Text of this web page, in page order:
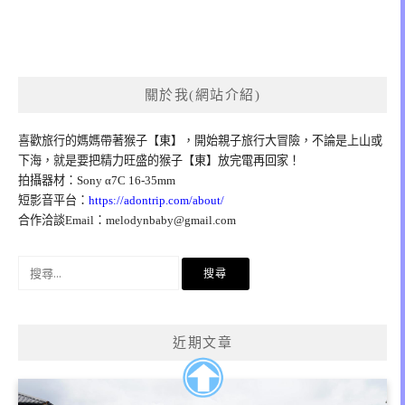
關於我(網站介紹)
喜歡旅行的媽媽帶著猴子【東】，開始親子旅行大冒險，不論是上山或
下海，就是要把精力旺盛的猴子【東】放完電再回家！
拍攝器材：Sony α7C 16-35mm
短影音平台： https://adontrip.com/about/
合作洽談Email： melodynbaby@gmail.com
近期文章